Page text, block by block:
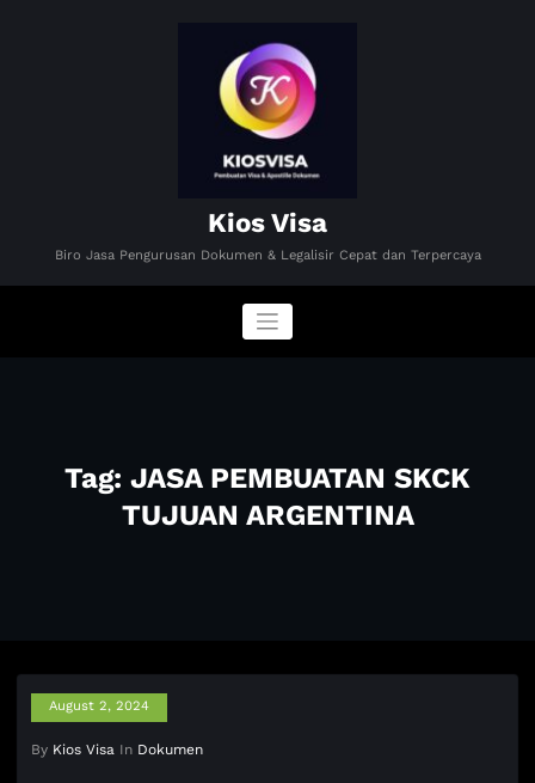
Kios Visa
Biro Jasa Pengurusan Dokumen & Legalisir Cepat dan Terpercaya
Tag: JASA PEMBUATAN SKCK
TUJUAN ARGENTINA
August 2, 2024
By Kios Visa In Dokumen